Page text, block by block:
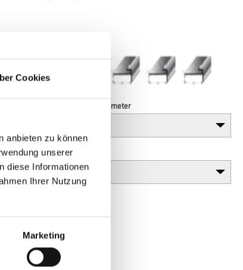
Cookies
anbieten zu können
unserer
diese Informationen
Ihrer Nutzung
Marketing
Länge in centimeter
Gebinde